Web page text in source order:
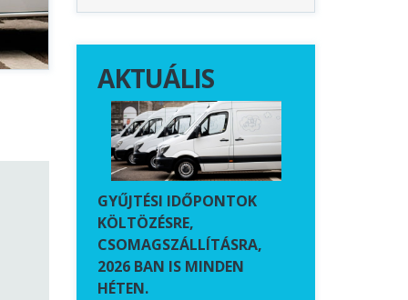
mindenkinek, aki koltozni
szeretne vagy kisallatat
koltoztetne ki. Nagyon
szepen koszonjuk, a
madarral teljes a csalad :)"
tudom őket
AKTUÁLIS
GYŰJTÉSI IDŐPONTOK
KÖLTÖZÉSRE,
CSOMAGSZÁLLÍTÁSRA,
2026 BAN IS MINDEN
HÉTEN.